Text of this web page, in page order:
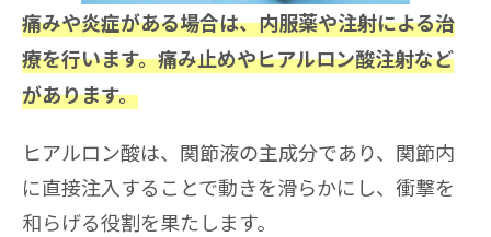
痛みや炎症がある場合は、内服薬や注射による治
療を行います。痛み止めやヒアルロン酸注射など
があります。
ヒアルロン酸は、関節液の主成分であり、関節内
に直接注入することで動きを滑らかにし、衝撃を
和らげる役割を果たします。